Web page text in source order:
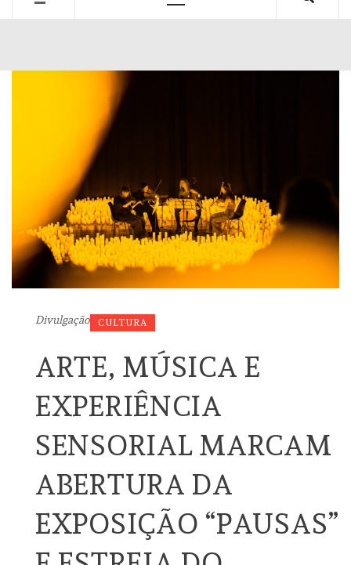
Divulgação CULTURA
ARTE, MÚSICA E
EXPERIÊNCIA
SENSORIAL MARCAM
ABERTURA DA
EXPOSIÇÃO “PAUSAS”